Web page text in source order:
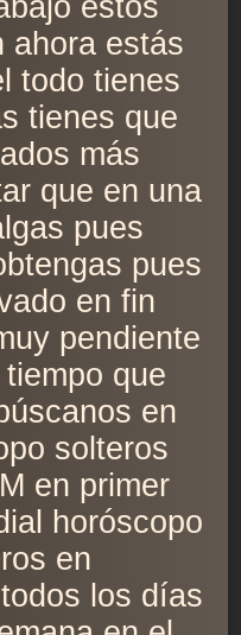
estos
ahora estás
todo tienes
tienes que
más
que en una
pues
pues
en fin
pendiente
que
en
solteros
en primer
horóscopo
en
los días